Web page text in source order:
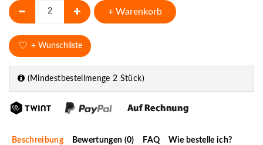
+ Warenkorb
+ Wunschliste
(Mindestbestellmenge 2 Stück)
Beschreibung Bewertungen (0) FAQ Wie bestelle ich?